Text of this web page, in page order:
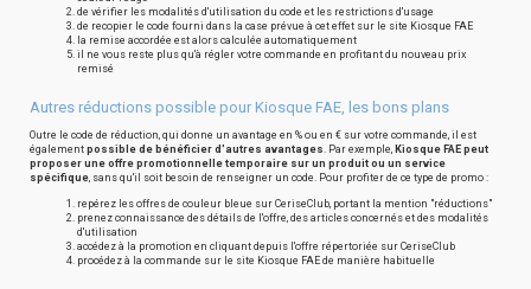
de vérifier les modalités d'utilisation du code et les restrictions d'usage
de recopier le code fourni dans la case prévue à cet effet sur le site Kiosque FAE
la remise accordée est alors calculée automatiquement
il ne vous reste plus qu'à régler votre commande en profitant du nouveau prix
remisé
Autres réductions possible pour Kiosque FAE, les bons plans
Outre le code de réduction, qui donne un avantage en % ou en € sur votre commande, il est
également possible de bénéficier d'autres avantages. Par exemple, Kiosque FAE peut
proposer une offre promotionnelle temporaire sur un produit ou un service
spécifique, sans qu'il soit besoin de renseigner un code. Pour profiter de ce type de promo :
repérez les offres de couleur bleue sur CeriseClub, portant la mention "réductions"
prenez connaissance des détails de l'offre, des articles concernés et des modalités
d'utilisation
accédez à la promotion en cliquant depuis l'offre répertoriée sur CeriseClub
procédez à la commande sur le site Kiosque FAE de manière habituelle